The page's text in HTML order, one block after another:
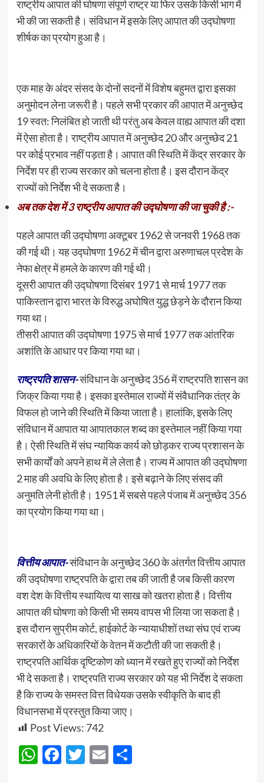
राष्ट्रीय आपात की घोषणा संपूर्ण राष्ट्र या फिर उसके किसी भाग में
भी की जा सकती है। संविधान में इसके लिए आपात की उद्घोषणा
शीर्षक का प्रयोग हुआ है।
एक माह के अंदर संसद के दोनों सदनों में विशेष बहुमत द्वारा इसका
अनुमोदन लेना जरूरी है। पहले सभी प्रकार की आपात में अनुच्छेद
19 स्वत: निलंबित हो जाती थी परंतु अब केवल वाह्य आपात की दशा
में ऐसा होता है। राष्ट्रीय आपात में अनुच्छेद 20 और अनुच्छेद 21
पर कोई प्रभाव नहीं पड़ता है। आपात की स्थिति में केंद्र सरकार के
निर्देश पर ही राज्य सरकार को चलना होता है। इस दौरान केंद्र
राज्यों को निर्देश भी दे सकता है।
अब तक देश में 3 राष्ट्रीय आपात की उद्घोषणा की जा चुकी है :-
पहले आपात की उद्घोषणा अक्टूबर 1962 से जनवरी 1968 तक
की गई थी। यह उद्घोषणा 1962 में चीन द्वारा अरुणाचल प्रदेश के
नेफा क्षेत्र में हमले के कारण की गई थी।
दूसरी आपात की उद्घोषणा दिसंबर 1971 से मार्च 1977 तक
पाकिस्तान द्वारा भारत के विरुद्ध अघोषित युद्ध छेड़ने के दौरान किया
गया था।
तीसरी आपात की उद्घोषणा 1975 से मार्च 1977 तक आंतरिक
अशांति के आधार पर किया गया था।
राष्ट्रपति शासन-संविधान के अनुच्छेद 356 में राष्ट्रपति शासन का
जिक्र किया गया है। इसका इस्तेमाल राज्यों में संवैधानिक तंत्र के
विफल हो जाने की स्थिति में किया जाता है। हालांकि, इसके लिए
संविधान में आपात या आपातकाल शब्द का इस्तेमाल नहीं किया गया
है। ऐसी स्थिति में संघ न्यायिक कार्य को छोड़कर राज्य प्रशासन के
सभी कार्यों को अपने हाथ में ले लेता है। राज्य में आपात की उद्घोषणा
2 माह की अवधि के लिए होता है। इसे बढ़ाने के लिए संसद की
अनुमति लेनी होती है। 1951 में सबसे पहले पंजाब में अनुच्छेद 356
का प्रयोग किया गया था।
वित्तीय आपात-संविधान के अनुच्छेद 360 के अंतर्गत वित्तीय आपात
की उद्घोषणा राष्ट्रपति के द्वारा तब की जाती है जब किसी कारण
वश देश के वित्तीय स्थायित्व या साख को खतरा होता है। वित्तीय
आपात की घोषणा को किसी भी समय वापस भी लिया जा सकता है।
इस दौरान सुप्रीम कोर्ट, हाईकोर्ट के न्यायाधीशों तथा संघ एवं राज्य
सरकारों के अधिकारियों के वेतन में कटौती की जा सकती है।
राष्ट्रपति आर्थिक दृष्टिकोण को ध्यान में रखते हुए राज्यों को निर्देश
भी दे सकता है। राष्ट्रपति राज्य सरकार को यह भी निर्देश दे सकता
है कि राज्य के समस्त वित्त विधेयक उसके स्वीकृति के बाद ही
विधानसभा में प्रस्तुत किया जाए।
Post Views: 742
WhatsApp
Facebook
Twitter
EmailShare